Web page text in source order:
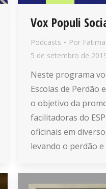
Vox Populi
Podcasts Por
5 de setembro de
Neste programa
Escolas de Perdão
o objetivo da
facilitadoras do
oficinais em
levando o perdão e